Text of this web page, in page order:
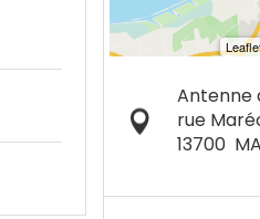
Antenne
rue
13700